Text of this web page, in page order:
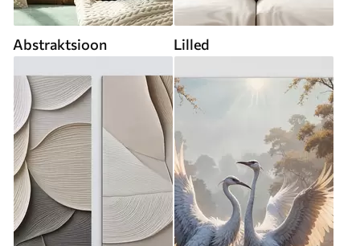
Abstraktsioon Lilled